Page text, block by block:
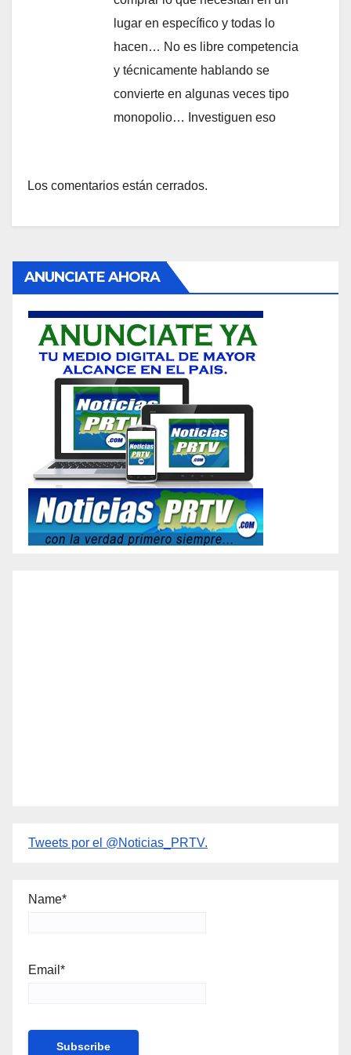
lugar en específico y todas lo
hacen… No es libre competencia
y técnicamente hablando se
convierte en algunas veces tipo
monopolio… Investiguen eso
Los comentarios están cerrados.
ANUNCIATE AHORA
Tweets por el @Noticias_PRTV.
Name*
Email*